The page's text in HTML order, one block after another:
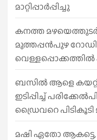
മാറ്റിപ്പാർപ്പിച്ചു
കനത്ത
മുത്തപ്പൻപുഴ
വെള്ളപ്പൊക്കത്തിൽ
ബസിൽ ആളെ
ഇടിപ്പിച്ച്
ഡ്രൈവറെ
മഷി ഏതോ ആകട്ടെ,